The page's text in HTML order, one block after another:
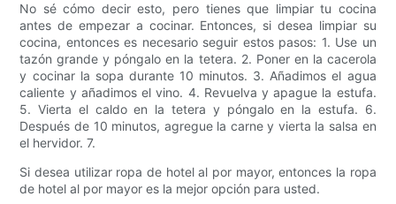
No sé cómo decir esto, pero tienes que limpiar tu cocina
antes de empezar a cocinar. Entonces, si desea limpiar su
cocina, entonces es necesario seguir estos pasos: 1. Use un
tazón grande y póngalo en la tetera. 2. Poner en la cacerola
y cocinar la sopa durante 10 minutos. 3. Añadimos el agua
caliente y añadimos el vino. 4. Revuelva y apague la estufa.
5. Vierta el caldo en la tetera y póngalo en la estufa. 6.
Después de 10 minutos, agregue la carne y vierta la salsa en
el hervidor. 7.
Si desea utilizar ropa de hotel al por mayor, entonces la ropa
de hotel al por mayor es la mejor opción para usted.